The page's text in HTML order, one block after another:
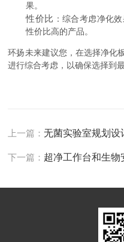
果。
性价比 ：综合考虑净化
性价比高的产品。
环扬未来建议您，在选择净化
进行综合考虑，以确保选择到
上一篇：无菌实验室规划设
下一篇： 超净工作台和生物